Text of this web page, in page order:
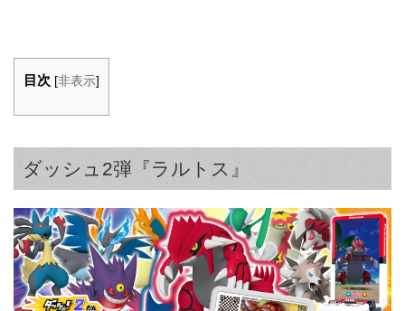
目次 [非表示]
ダッシュ2弾『ラルトス』